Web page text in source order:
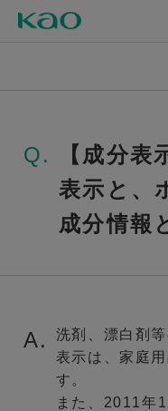
Q.
【成分
表示と、
成分情報
A.
洗剤、漂白剤
表示は、家庭
す。
また、2011年